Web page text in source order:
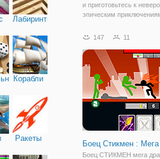
Лабиринты
Корабли
Ракеты
и приготовьтесь к
эпическим
оборону вашего замка.
линии фронта находятся
волшебники,
147 11
Боец Стикмен :
Боец СТИКМЕН мега